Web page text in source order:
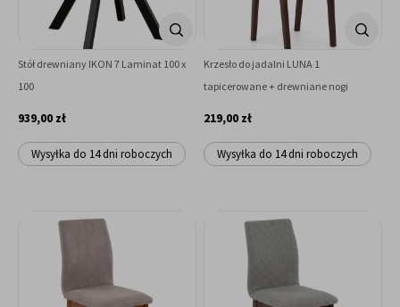
Stół drewniany IKON 7 Laminat 100 x
100
939,00 zł
Wysyłka do 14 dni roboczych
Krzesło do jadalni LUNA 1
tapicerowane + drewniane nogi
219,00 zł
Wysyłka do 14 dni roboczych